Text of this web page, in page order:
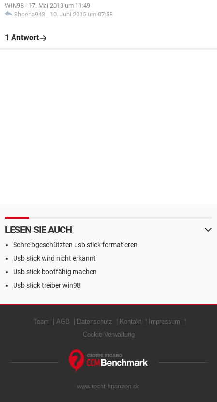
WIN98 - 17. Mai 2013 um 11:49
Sheena943 - 10. Juni 2015 um 07:58
1 Antwort
LESEN SIE AUCH
Schreibgeschützten usb stick formatieren
Usb stick wird nicht erkannt
Usb stick bootfähig machen
Usb stick treiber win98
Team AGB Datenschutz Kontakt
Impressum
Cookie-Verwaltung
www.recht-finanzen.de